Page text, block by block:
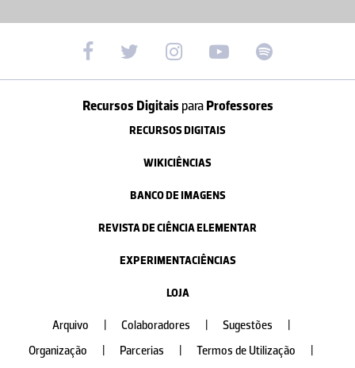
Recursos Digitais paraProfessores
RECURSOS DIGITAIS
WIKICIÊNCIAS
BANCO DE IMAGENS
REVISTA DE CIÊNCIA ELEMENTAR
EXPERIMENTACIÊNCIAS
LOJA
Arquivo Colaboradores Sugestões
Organização
Parcerias Termos de Utilização